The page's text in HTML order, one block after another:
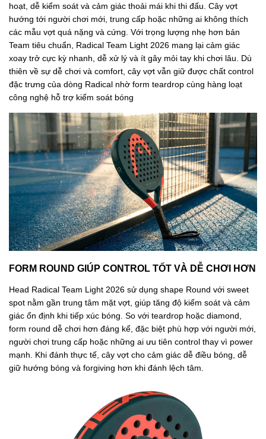
hoạt, dễ kiểm soát và cảm giác thoải mái khi thi đấu. Cây vợt
hướng tới người chơi mới, trung cấp hoặc những ai không thích
các mẫu vợt quá nặng và cứng. Với trọng lượng nhẹ hơn bản
Team tiêu chuẩn, Radical Team Light 2026 mang lại cảm giác
xoay trở cực kỳ nhanh, dễ xử lý và ít gây mỏi tay khi chơi lâu. Dù
thiên về sự dễ chơi và comfort, cây vợt vẫn giữ được chất control
đặc trưng của dòng Radical nhờ form teardrop cùng hàng loạt
công nghệ hỗ trợ kiểm soát bóng
FORM ROUND GIÚP CONTROL TỐT VÀ DỄ CHƠI HƠN
Head Radical Team Light 2026 sử dụng shape Round với sweet
spot nằm gần trung tâm mặt vợt, giúp tăng độ kiểm soát và cảm
giác ổn định khi tiếp xúc bóng. So với teardrop hoặc diamond,
form round dễ chơi hơn đáng kể, đặc biệt phù hợp với người mới,
người chơi trung cấp hoặc những ai ưu tiên control thay vì power
mạnh. Khi đánh thực tế, cây vợt cho cảm giác dễ điều bóng, dễ
giữ hướng bóng và forgiving hơn khi đánh lệch tâm.